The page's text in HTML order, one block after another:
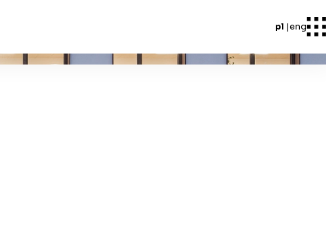
pl eng